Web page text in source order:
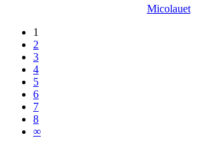
Micolauet
1
2
3
4
5
6
7
8
∞